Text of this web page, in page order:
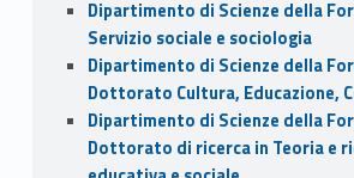
Dipartimento di Scienze della
Servizio sociale e sociologia
Dipartimento di Scienze della
Dottorato Cultura, Educazione,
Dipartimento di Scienze della
Dottorato di ricerca in Teoria e